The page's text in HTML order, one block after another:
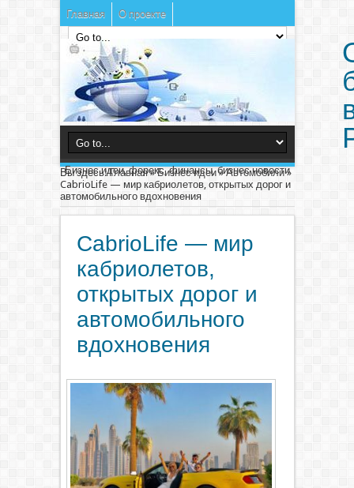
Главная О проекте
Бизнес идеи, форекс, финансы, бизнес новости
Вы здесь:Главная»Бизнес идеи»Автомобили»
CabrioLife — мир кабриолетов, открытых дорог и
автомобильного вдохновения
CabrioLife — мир
кабриолетов,
открытых дорог и
автомобильного
вдохновения